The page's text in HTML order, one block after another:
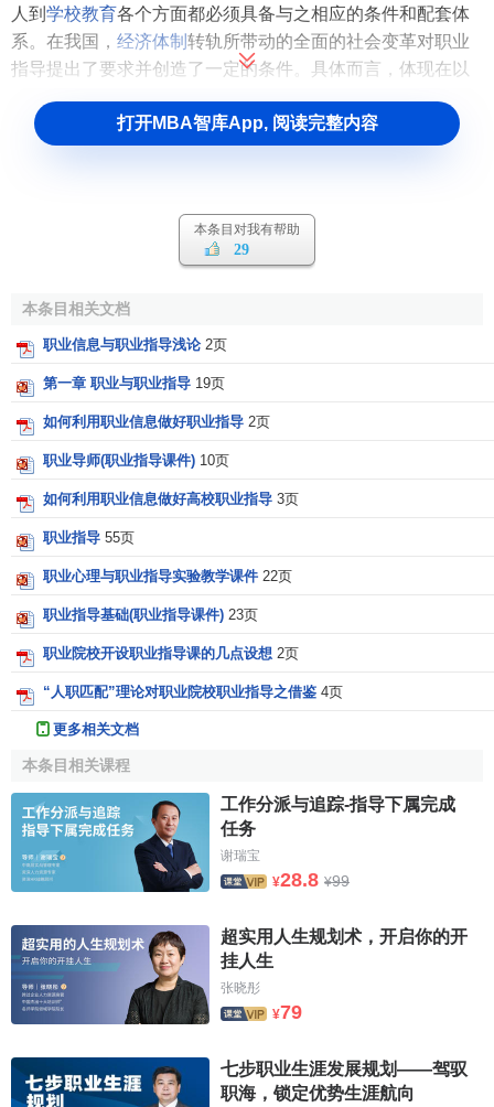
人到学校教育各个方面都必须具备与之相应的条件和配套体
系。在我国， 经济体制转轨所带动的全面的社会变革对职业
指导提出了要求并创造了一定的条件。具体而言，体现在以
首先，职业指导是工业化发展到一定程度的产物。
工业化进程日渐加快，社会的产业结构正发生着显著的变
化，即劳动力人口正在从第一、二 产业
和信息业的兴起，引起了社会就业结构的变化，从而
导致职业结构的变化，客观上出现了对职业指导的要求。
第二，从职业指导的产生来看，以
我国的市场经济发育，使劳动力要素状况开始影响就业
要的变化并不断提高自己的职业技术素质和市场应变能力，
扩大自己的就业适应面而增加就业机会。因此，职业指导在
个人生活历程中的作用将日益明显。
第三，社会科技化、信息化 发展导致的职业更新与流动
职业更换与流动渠道是否畅通取决于与市场经济体制相
配套的就业、用工、
起，我国政府陆续在经济体制改革中发布了一系列的劳动就
业制度、人事制度以及工资制度改革方案，旨在改变传统计
划体制下由国家劳动部门统包统分的人事制度，如实行劳动
自主权，增强高校毕业生择业自主权等，为实现个人择业与
岗位择人的双向选择创造了一定的社会条件。
第四，教育的发展在职业指导中的作用日益突出。
在工业发达国家里，科学知识及其应用成为经济 和生产
力发展的重要支往，由于系统的科学知识在职业劳动中所起
的作用越来越大，个人要适应职业劳动的
统地学校教育。面对着工业化生产条件下日益多样和复杂的
用。教育资历的高低，可以影响个人不同的职业层次，学校
与专业的选择，可以规定个人职业选择的范围，正如日本学
打开MBA智库App, 阅读完整内容
本条目对我有帮助
29
本条目相关文档
职业信息与职业指导浅论 2页
第一章 职业与职业指导 19页
如何利用职业信息做好职业指导 2页
职业导师(职业指导课件) 10页
如何利用职业信息做好高校职业指导 3页
职业指导 55页
职业心理与职业指导实验教学课件 22页
职业指导基础(职业指导课件) 23页
职业院校开设职业指导课的几点设想 2页
“人职匹配”理论对职业院校职业指导之借鉴 4页
更多相关文档
本条目相关课程
工作分派与追踪-指导下属完成
任务
谢瑞宝
¥28.8 ¥99
超实用人生规划术，开启你的开
挂人生
张晓彤
¥79
七步职业生涯发展规划——驾驭
职海，锁定优势生涯航向